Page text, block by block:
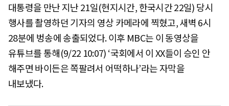
대통령을 만난 지난 21일(현지시간, 한국시간 22일) 당시
행사를 촬영하던 기자의 영상 카메라에 찍혔고, 새벽 6시
28분에 벙송에 송출되었다. 이후 MBC는 이 동영상을
유튜브를 통해(9/22 10:07) ‘국회에서 이 XX들이 승인 안
해주면 바이든은 쪽팔려서 어떡하나’라는 자막을
내보냈다.